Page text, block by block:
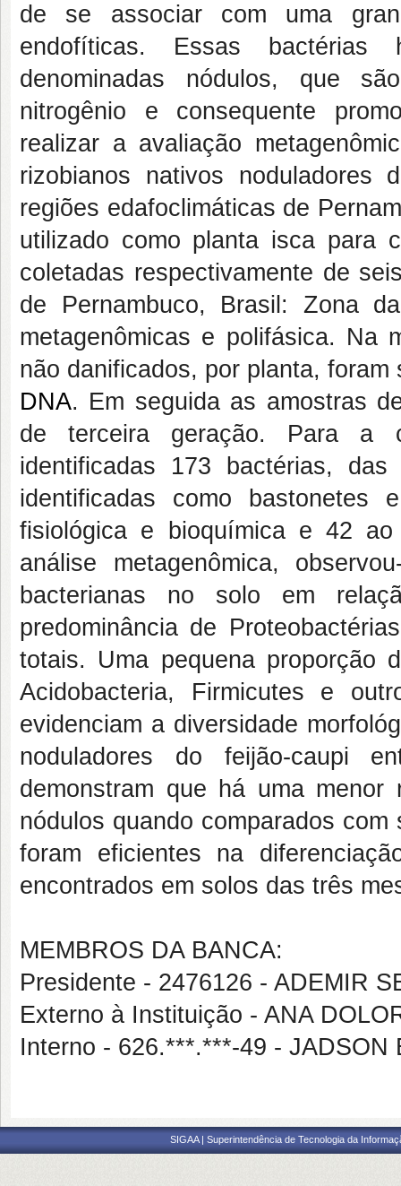
de se associar com uma
endofíticas. Essas bactérias
denominadas nódulos, que
nitrogênio e consequente
realizar a avaliação
rizobianos nativos noduladores
regiões edafoclimáticas de
utilizado como planta isca para
coletadas respectivamente de
de Pernambuco, Brasil: Zona
metagenômicas e polifásica. Na
não danificados, por planta,
DNA. Em seguida as amostras
de terceira geração. Para a
identificadas 173 bactérias,
identificadas como bastonetes
fisiológica e bioquímica e 42
análise metagenômica,
bacterianas no solo em
predominância de
totais. Uma pequena proporção
Acidobacteria, Firmicutes e
evidenciam a diversidade
noduladores do feijão-caupi
demonstram que há uma
nódulos quando comparados
foram eficientes na
encontrados em solos das três
MEMBROS DA BANCA:
Presidente - 2476126 - ADEMIR
Externo à Instituição - ANA
Interno - 626.***.***-49 - JADSON
SIGAA | Superintendência de Tecnologia da